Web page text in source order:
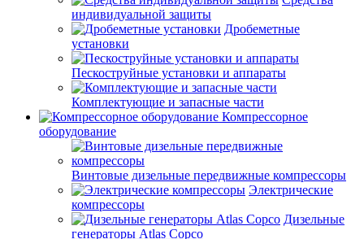
индивидуальной защиты
Дробеметные
установки
Пескоструйные установки и аппараты
Комплектующие и запасные части
Компрессорное
оборудование
Винтовые дизельные передвижные компрессоры
Электрические
компрессоры
Дизельные
генераторы Atlas Copco